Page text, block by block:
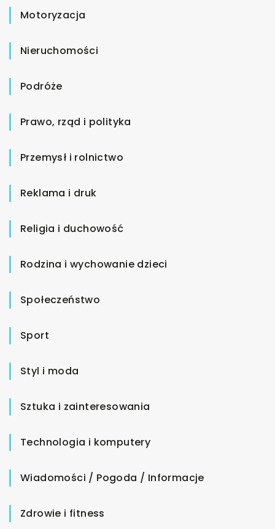
Motoryzacja
Nieruchomości
Podróże
Prawo, rząd i polityka
Przemysł i rolnictwo
Reklama i druk
Religia i duchowość
Rodzina i wychowanie dzieci
Społeczeństwo
Sport
Styl i moda
Sztuka i zainteresowania
Technologia i komputery
Wiadomości / Pogoda / Informacje
Zdrowie i fitness